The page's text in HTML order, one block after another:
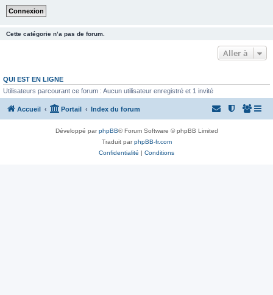
Cette catégorie n’a pas de forum.
Aller à
QUI EST EN LIGNE
Utilisateurs parcourant ce forum : Aucun utilisateur enregistré et 1 invité
Accueil Portail Index du forum
Développé parphpBB® Forum Software © phpBB Limited
Traduit parphpBB-fr.com
Confidentialité | Conditions